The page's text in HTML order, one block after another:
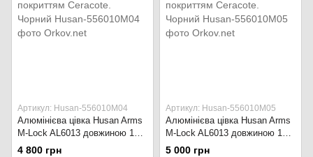
Артикул: Husan-556010M04
Алюмінієва цівка Husan Arms
M-Lock AL6013 довжиною 12
дюймів з покриттям Ceracote.
4 800 грн
Артикул: Husan-556010M05
Алюмінієва цівка Husan Arms
M-Lock AL6013 довжиною 15,5
дюймів з покриттям Ceracote.
5 000 грн